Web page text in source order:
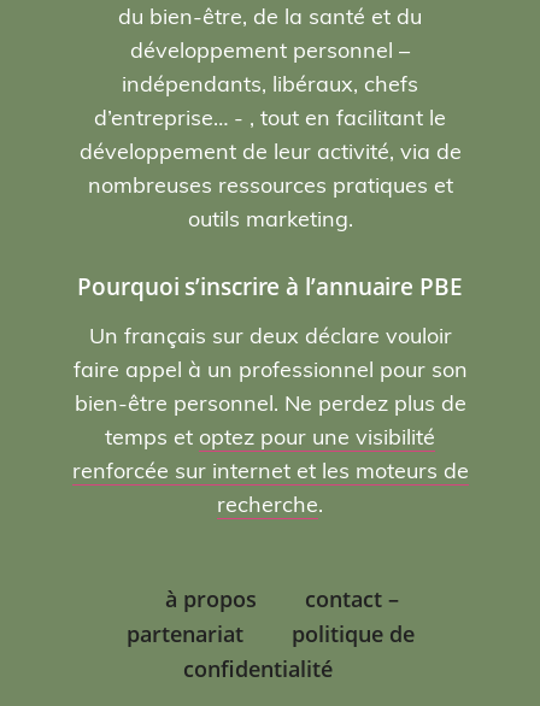
du bien-être, de la santé et du
développement personnel –
indépendants, libéraux, chefs
d’entreprise… - , tout en facilitant le
développement de leur activité, via de
nombreuses ressources pratiques et
outils marketing.
Pourquoi s’inscrire à l’annuaire PBE
Un français sur deux déclare vouloir
faire appel à un professionnel pour son
bien-être personnel. Ne perdez plus de
temps et optez pour une visibilité
renforcée sur internet et les moteurs de
recherche.
à propos
contact –
partenariat
politique de
confidentialité